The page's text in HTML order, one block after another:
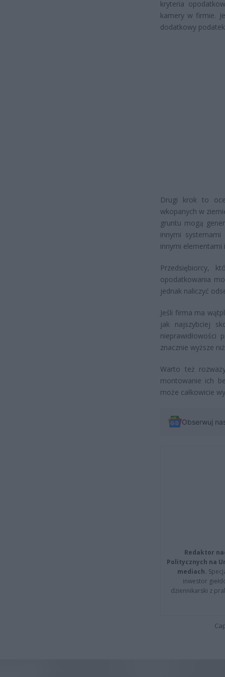
kryteria
kamery w firmie.
dodatkowy
Drugi krok to
wkopanych w
gruntu mogą
innymi
innymi
Przedsiębiorcy,
opodatkowania
jednak naliczyć
Jeśli firma ma
jak najszybciej
nieprawidłowości
znacznie wyższe
Warto też
montowanie ich
może całkowicie
Obserwuj
Redaktor
Politycznych na
mediach.
inwestor
dziennikarski z